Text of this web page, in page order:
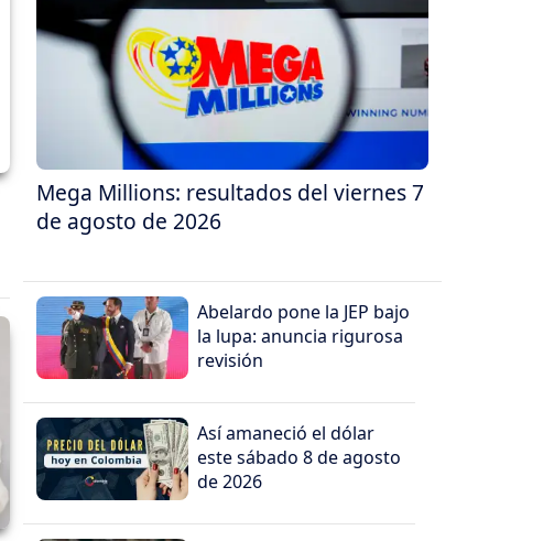
Mega Millions: resultados del viernes 7
de agosto de 2026
Abelardo pone la JEP bajo
la lupa: anuncia rigurosa
revisión
Así amaneció el dólar
este sábado 8 de agosto
de 2026